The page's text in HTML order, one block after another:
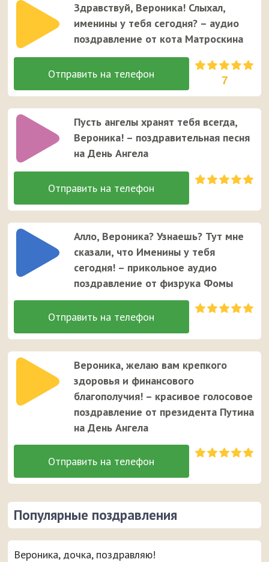
Здравствуй, Вероника! Слыхал,
именины у тебя сегодня? – аудио
поздравление от кота Матроскина
7
Пусть ангелы хранят тебя всегда,
Вероника! – поздравительная песня
на День Ангела
Алло, Вероника? Узнаешь? Тут мне
сказали, что Именины у тебя
сегодня! – прикольное аудио
поздравление от физрука Фомы
Вероника, желаю вам крепкого
здоровья и финансового
благополучия! – красивое голосовое
поздравление от президента Путина
на День Ангела
Популярные поздравления
Вероника, дочка, поздравляю!